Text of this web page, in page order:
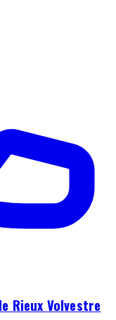
Rieux Volvestre